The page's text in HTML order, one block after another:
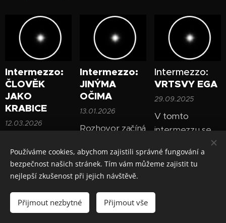
Intermezzo:
ČLOVĚK
JAKO
KRABICE
12.03.2026
úvahou o tom,
jak snadno lidi
"zaškatulkujeme"
do pevných
kategorií: hodný,
Intermezzo:
JINÝMA
OČIMA
13.01.2026
Rozhovor začíná
že většina lidí
vnímá osobní
růst jako
potřebu "změnit
sebe" — ale
Intermezzo:
VRTSVY EGA
29.09.2025
V tomto
intermezzu se
Adam
VI vracejí k
tématu ega a
objevují jeho
nové vrstvy. V
Starší články
Používáme cookies, abychom zajistili správné fungování a
bezpečnost našich stránek. Tím vám můžeme zajistit tu
nejlepší zkušenost při jejich návštěvě.
Přijmout nezbytné Přijmout vše